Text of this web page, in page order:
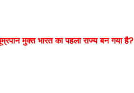
मुक्त भारत का पहला राज्य बन गया है?